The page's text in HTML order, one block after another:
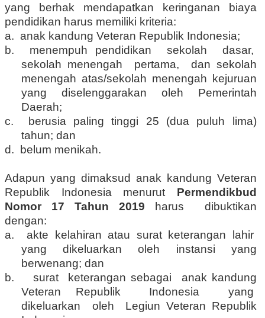
yang berhak mendapatkan keringanan biaya
pendidikan harus memiliki kriteria:
a. anak kandung Veteran Republik Indonesia;
b. menempuh pendidikan sekolah dasar,
sekolah menengah pertama, dan sekolah
menengah atas/sekolah menengah kejuruan
yang diselenggarakan oleh Pemerintah
Daerah;
c. berusia paling tinggi 25 (dua puluh lima)
tahun; dan
d. belum menikah.
Adapun yang dimaksud anak kandung Veteran
Republik Indonesia menurut Permendikbud
Nomor 17 Tahun 2019 harus dibuktikan
dengan:
a. akte kelahiran atau surat keterangan lahir
yang dikeluarkan oleh instansi yang
berwenang; dan
b. surat keterangan sebagai anak kandung
Veteran Republik Indonesia yang
dikeluarkan oleh Legiun Veteran Republik